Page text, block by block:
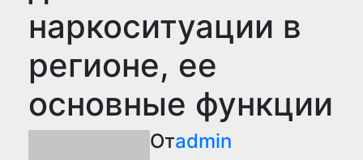
наркоситуации в
регионе, ее
основные функции
Отadmin